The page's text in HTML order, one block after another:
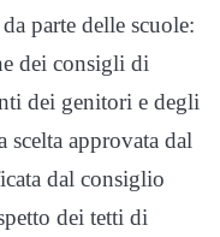
parte delle scuole:
dei consigli di
dei genitori e degli
approvata dal
dal consiglio
dei tetti di